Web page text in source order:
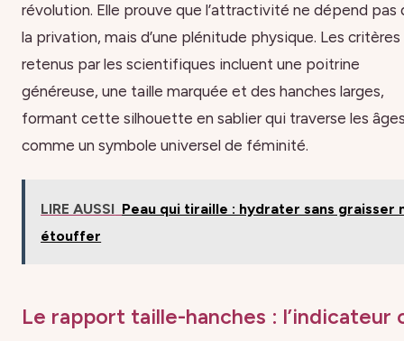
révolution. Elle prouve que l’attractivité ne dépend pas
la privation, mais d’une plénitude physique. Les critères
retenus par les scientifiques incluent une poitrine
généreuse, une taille marquée et des hanches larges,
formant cette silhouette en sablier qui traverse les
comme un symbole universel de féminité.
LIRE AUSSI Peau qui tiraille : hydrater sans graisser
étouffer
Le rapport taille-hanches : l’indicateur